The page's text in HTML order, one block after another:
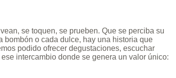
se toquen, se prueben. Que se perciba su
bombón o cada dulce, hay una historia que
podido ofrecer degustaciones, escuchar
intercambio donde se genera un valor único: